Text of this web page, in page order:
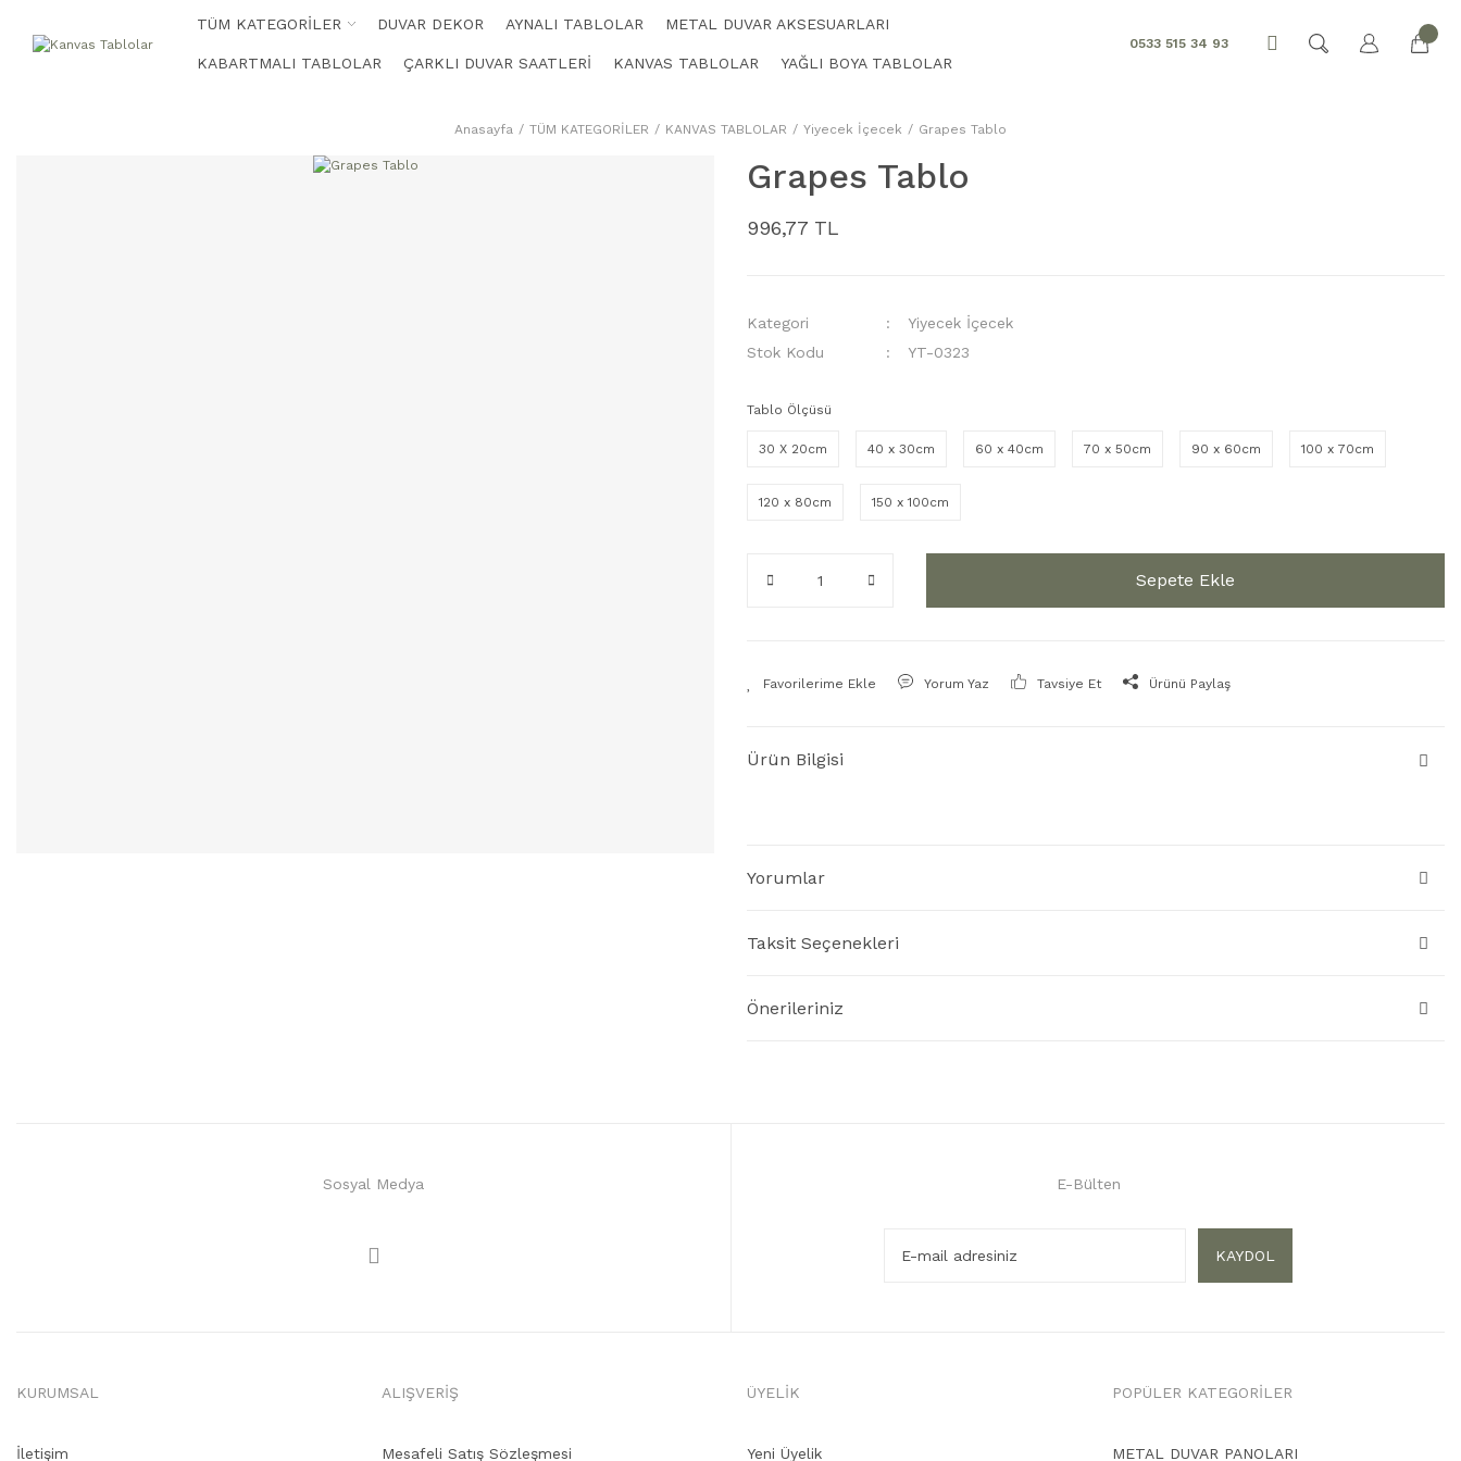
TÜM KATEGORİLER DUVAR DEKOR AYNALI TABLOLAR METAL DUVAR AKSESUARLARI
KABARTMALI TABLOLAR ÇARKLI DUVAR SAATLERİ KANVAS TABLOLAR YAĞLI BOYA TABLOLAR
0533 515 34 93
Anasayfa TÜM KATEGORİLER KANVAS TABLOLAR Yiyecek İçecek Grapes Tablo
Grapes Tablo
996,77 TL
Kategori
Yiyecek İçecek
Stok Kodu
YT-0323
Tablo Ölçüsü
30 X 20cm 40 x 30cm 60 x 40cm 70 x 50cm 90 x 60cm 100 x 70cm
120 x 80cm 150 x 100cm
Sepete Ekle
Yorum Yaz Tavsiye Et Ürünü Paylaş
Ürün Bilgisi
Yorumlar
Taksit Seçenekleri
Önerileriniz
Sosyal Medya E-Bülten
KAYDOL
KURUMSAL
İletişim
ALIŞVERİŞ
Mesafeli Satış Sözleşmesi
ÜYELİK
Yeni Üyelik
POPÜLER KATEGORİLER
METAL DUVAR PANOLARI